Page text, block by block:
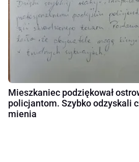
Mieszkaniec podziękował
policjantom. Szybko odzyskali
mienia